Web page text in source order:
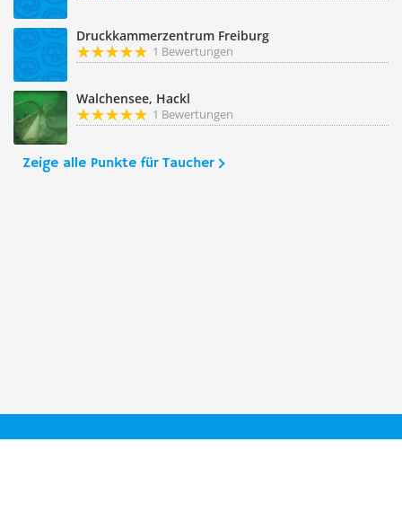
Druckkammerzentrum Freiburg
1 Bewertungen
Walchensee, Hackl
1 Bewertungen
Zeige alle Punkte für Taucher
Taucher.Net